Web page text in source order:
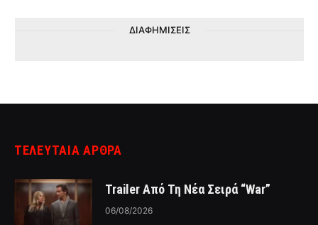
ΔΙΑΦΗΜΙΣΕΙΣ
ΤΕΛΕΥΤΑΙΑ ΑΡΘΡΑ
Trailer Από Τη Νέα Σειρά “War”
06/08/2026